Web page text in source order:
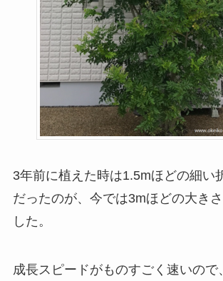
3年前に植えた時は1.5mほどの細い
だったのが、今では3mほどの大き
した。
成長スピードがものすごく速いので